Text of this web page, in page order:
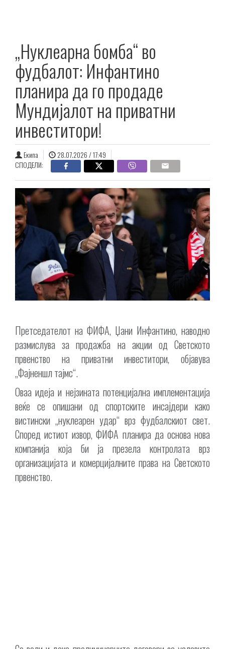
„Нуклеарна бомба“ во
фудбалот: Инфантино
планира да го продаде
Мундијалот на приватни
инвеститори!
Екипа
28.07.2026 / 17:49
СПОДЕЛИ:
Претседателот на ФИФА, Џани Инфантино, наводно
размислува за продажба на акции од Светското
првенство на приватни инвеститори, објавува
„Фајненшл тајмс“.
Оваа идеја и нејзината потенцијална имплементација
веќе се опишани од спортските инсајдери како
вистински „нуклеарен удар“ врз фудбалскиот свет.
Според истиот извор, ФИФА планира да основа нова
компанија која би ја презела контролата врз
организацијата и комерцијалните права на Светското
првенство.